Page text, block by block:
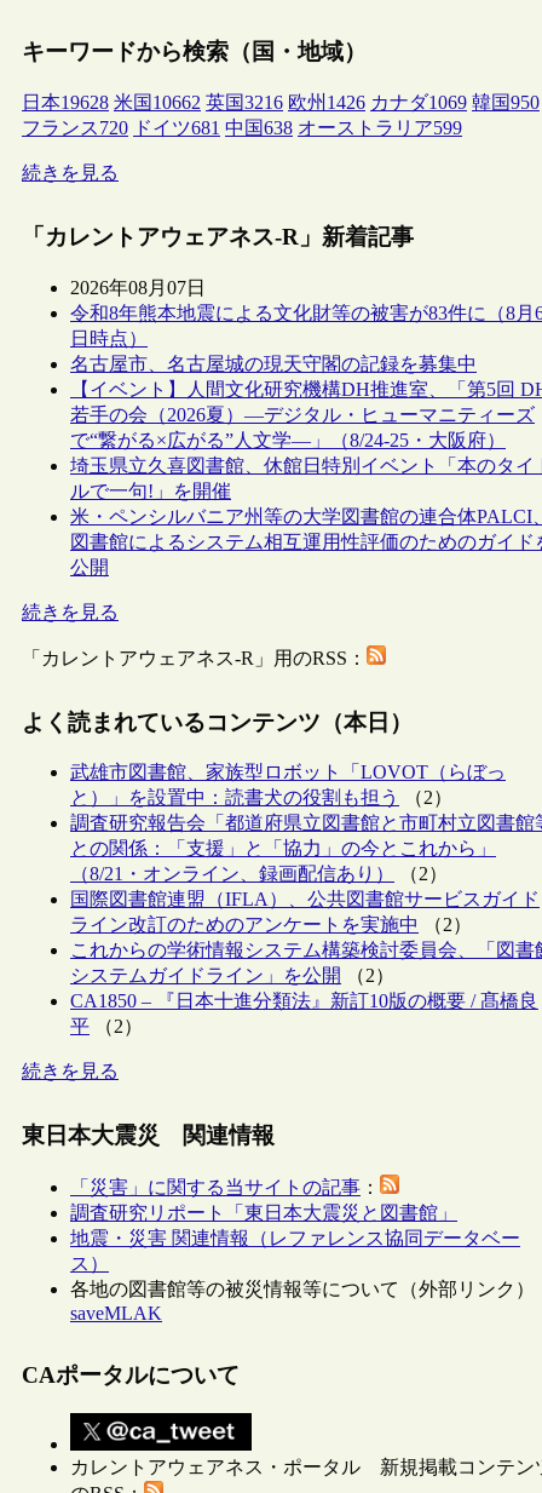
キーワードから検索（国・地域）
日本19628 米国 10662 英国3216 欧州 1426 カナダ1069 韓国950
フランス720 ドイツ681 中国638 オーストラリア599
続きを見る
「カレントアウェアネス-R」新着記事
2026年08月07日
令和8年熊本地震による文化財等の被害が83件に（8月
日時点）
名古屋市、名古屋城の現天守閣の記録を募集中
【イベント】人間文化研究機構DH推進室、「第5回
若手の会（2026夏）―デジタル・ヒューマニティーズ
で“繋がる×広がる”人文学―」（8/24-25・大阪府）
埼玉県立久喜図書館、休館日特別イベント「本のタイ
ルで一句!」を開催
米・ペンシルバニア州等の大学図書館の連合体PALCI
図書館によるシステム相互運用性評価のためのガイド
公開
続きを見る
「カレントアウェアネス-R」用のRSS：
よく読まれているコンテンツ（本日）
武雄市図書館、家族型ロボット「LOVOT（らぼっ
と）」を設置中：読書犬の役割も担う
（2）
調査研究報告会「都道府県立図書館と市町村立図書館
との関係：「支援」と「協力」の今とこれから」
（8/21・オンライン、録画配信あり）
（2）
国際図書館連盟（IFLA）、公共図書館サービスガイド
ライン改訂のためのアンケートを実施中
（2）
これからの学術情報システム構築検討委員会、「図書
システムガイドライン」を公開
（2）
CA1850 – 『日本十進分類法』新訂10版の概要 / 髙橋良
平 （2）
続きを見る
東日本大震災 関連情報
「災害」に関する当サイトの記事 ：
調査研究リポート「東日本大震災と図書館」
地震・災害 関連情報（レファレンス協同データベー
ス）
各地の図書館等の被災情報等について（外部リンク）
saveMLAK
CAポータルについて
カレントアウェアネス・ポータル 新規掲載コンテン